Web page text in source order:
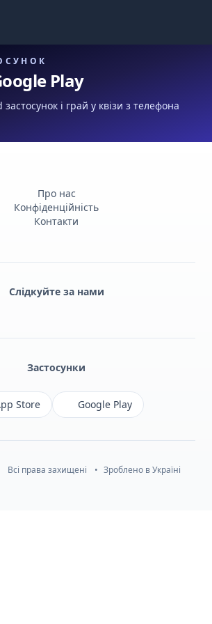
Play
і грай у квізи з телефона
Про нас
Конфіденційність
Контакти
Слідкуйте за нами
Застосунки
Store Google Play
Всі права захищені • Зроблено в Україні